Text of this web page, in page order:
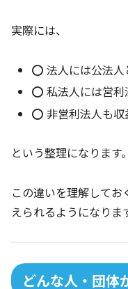
実際には、
⭕ 法人には公法
⭕ 私法人には営
⭕ 非営利法人も
という整理になります。
この違いを理解して
えられるようになりま
どんな人・団体